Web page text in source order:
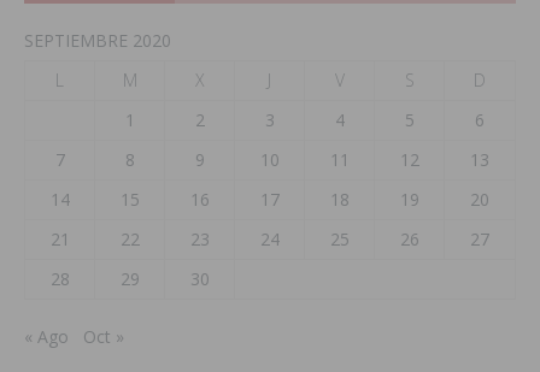
SEPTIEMBRE 2020
L
M X J V S
D
1
2 3 4 5
6
7
8 9 10 11 12
13
14
15 16 17 18 19
20
21
22 23 24 25 26
27
28
29 30
« Ago Oct »